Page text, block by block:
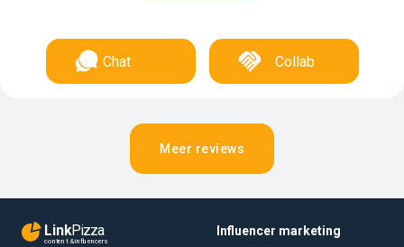
Chat Collab
Meer reviews
LinkPizza
content & influencers
Influencer marketing